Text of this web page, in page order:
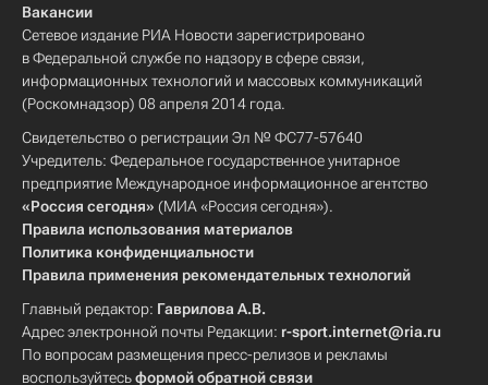
Вакансии
Сетевое издание РИА Новости зарегистрировано
в Федеральной службе по надзору в сфере связи,
информационных технологий и массовых коммуникаций
(Роскомнадзор) 08 апреля 2014 года.
Свидетельство о регистрации Эл № ФС77-57640
Учредитель: Федеральное государственное унитарное
предприятие Международное информационное агентство
«Россия сегодня» (МИА «Россия сегодня»).
Правила использования материалов
Политика конфиденциальности
Правила применения рекомендательных технологий
Главный редактор: Гаврилова А.В.
Адрес электронной почты Редакции: r-sport.internet@ria.ru
По вопросам размещения пресс-релизов и рекламы
воспользуйтесьформой обратной связи